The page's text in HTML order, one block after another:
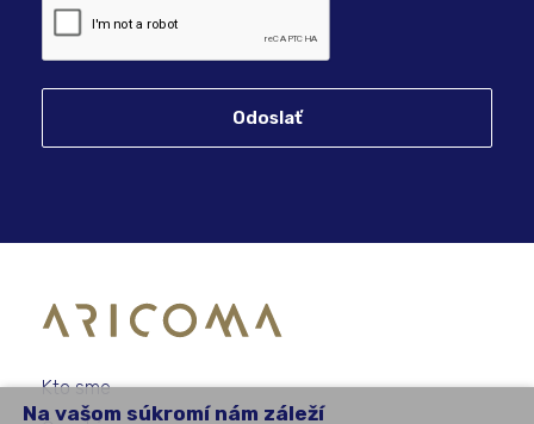
Odoslať
Na vašom súkromí nám záleží
Kto sme